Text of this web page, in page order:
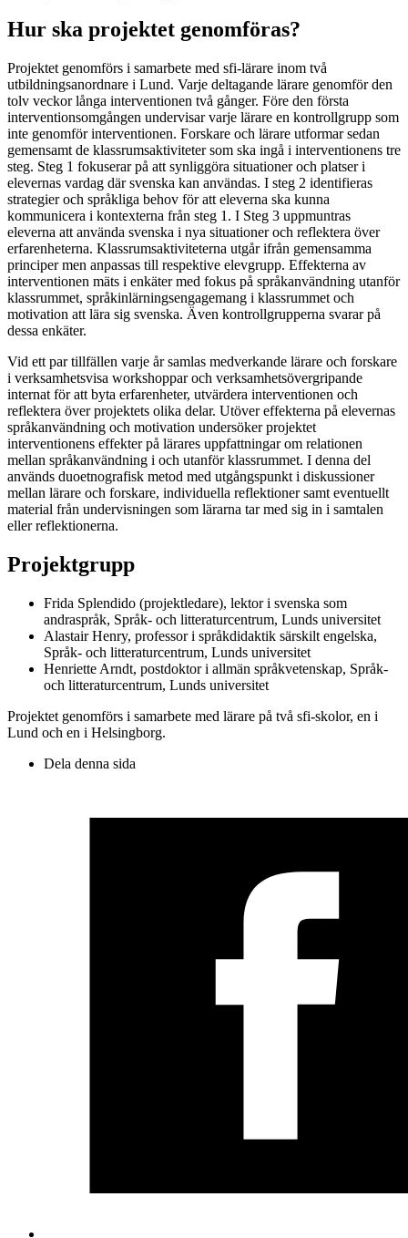
Hur ska projektet genomföras?
Projektet genomförs i samarbete med sfi-lärare inom två
utbildningsanordnare i Lund. Varje deltagande lärare genomför den
tolv veckor långa interventionen två gånger. Före den första
interventionsomgången undervisar varje lärare en kontrollgrupp som
inte genomför interventionen. Forskare och lärare utformar sedan
gemensamt de klassrumsaktiviteter som ska ingå i interventionens tre
steg. Steg 1 fokuserar på att synliggöra situationer och platser i
elevernas vardag där svenska kan användas. I steg 2 identifieras
strategier och språkliga behov för att eleverna ska kunna
kommunicera i kontexterna från steg 1. I Steg 3 uppmuntras
eleverna att använda svenska i nya situationer och reflektera över
erfarenheterna. Klassrumsaktiviteterna utgår ifrån gemensamma
principer men anpassas till respektive elevgrupp. Effekterna av
interventionen mäts i enkäter med fokus på språkanvändning utanför
klassrummet, språkinlärningsengagemang i klassrummet och
motivation att lära sig svenska. Även kontrollgrupperna svarar på
dessa enkäter.
Vid ett par tillfällen varje år samlas medverkande lärare och forskare
i verksamhetsvisa workshoppar och verksamhetsövergripande
internat för att byta erfarenheter, utvärdera interventionen och
reflektera över projektets olika delar. Utöver effekterna på elevernas
språkanvändning och motivation undersöker projektet
interventionens effekter på lärares uppfattningar om relationen
mellan språkanvändning i och utanför klassrummet. I denna del
används duoetnografisk metod med utgångspunkt i diskussioner
mellan lärare och forskare, individuella reflektioner samt eventuellt
material från undervisningen som lärarna tar med sig in i samtalen
eller reflektionerna.
Projektgrupp
Frida Splendido (projektledare), lektor i svenska som
andraspråk, Språk- och litteraturcentrum, Lunds universitet
Alastair Henry, professor i språkdidaktik särskilt engelska,
Språk- och litteraturcentrum, Lunds universitet
Henriette Arndt, postdoktor i allmän språkvetenskap, Språk-
och litteraturcentrum, Lunds universitet
Projektet genomförs i samarbete med lärare på två sfi-skolor, en i
Lund och en i Helsingborg.
Dela denna sida